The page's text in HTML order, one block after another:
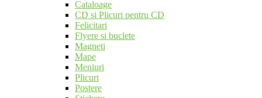
Cataloage
CD si Plicuri pentru CD
Felicitari
Flyere si buclete
Magneti
Mape
Meniuri
Plicuri
Postere